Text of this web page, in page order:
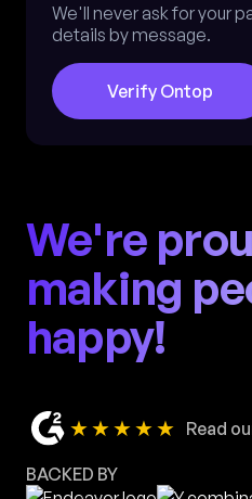
We'll never ask for your
details by message.
Verify Ontop
We're
making
happy!
★★★★★ Read
BACKED BY